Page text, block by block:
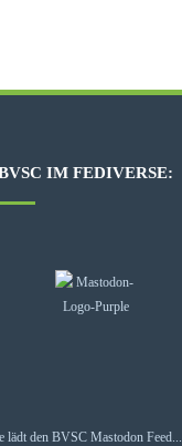
IM FEDIVERSE:
lädt den BVSC Mastodon Feed...